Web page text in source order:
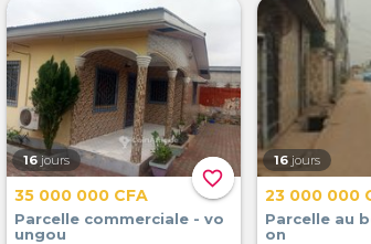
favorite_border
16 jours
35 000 000 CFA
Parcelle commerciale - vo
ungou
16 jours
23 000 000
Parcelle au
on